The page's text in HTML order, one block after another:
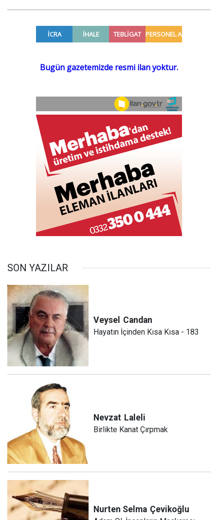
SON YAZILAR
Veysel Candan
Hayatın İçinden Kısa Kısa - 183
Nevzat Laleli
Birlikte Kanat Çırpmak
Nurten Selma Çevikoğlu